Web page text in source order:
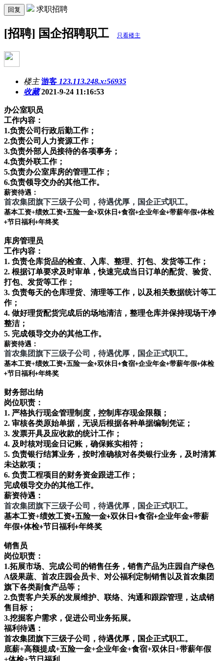
回复 求职招聘
[招聘] 国企招聘职工 只看楼主
楼主 游客 123.113.248.x:56935
收藏2021-9-24 11:16:53
办公室职员
工作内容：
1.负责公司行政后勤工作；
2.负责公司人力资源工作；
3.负责外部人员接待的各项事务；
4.负责外联工作；
5.负责办公室库房的管理工作；
6.负责领导交办的其他工作。
薪资待遇：
首农集团旗下三级子公司，待遇优厚，国企正式职工。
基本工资+绩效工资+五险一金+双休日 +食宿+企业年金+带薪年假+体检
+节日福利 +年终奖
库房管理员
工作内容：
1. 负责仓库货品的检查、入库、整理、打包、发货等工作；
2. 根据订单要求及时审单，快速完成当日订单的配货、验货、
打包、发货等工作；
3. 负责每天的仓库理货、清理等工作，以及相关数据统计等工
作；
4. 做好理货配货完成后的场地清洁，整理仓库并保持现场干净
整洁；
5. 完成领导交办的其他工作。
薪资待遇：
首农集团旗下三级子公司，待遇优厚，国企正式职工。
基本工资+绩效工资+五险一金+双休日 +食宿+企业年金+带薪年假+体检
+节日福利 +年终奖
财务部出纳
岗位职责：
1. 严格执行现金管理制度，控制库存现金限额；
2. 审核各类原始单据，无误后根据各种单据编制凭证；
3. 发票开具及应收款的统计工作；
4. 及时核对现金日记账，确保账实相符；
5. 负责银行结算业务，按时准确核对各类银行业务，及时清算
未达款项；
6. 负责工程项目的财务资金跟进工作；
完成领导交办的其他工作。
薪资待遇：
首农集团旗下三级子公司，待遇优厚，国企正式职工。
基本工资+绩效工资+五险一金+双休日 +食宿+企业年金+带薪
年假+体检+节日福利+年终奖
销售员
岗位职责：
1.拓展市场、完成公司的销售任务，销售产品为庄园自产绿色
A级果蔬、首农庄园会员卡、对公福利定制销售以及首农集团
旗下各类副食产品等；
2.负责客户关系的发展维护、联络、沟通和跟踪管理，达成销
售目标；
3.挖掘客户需求，促进公司业务拓展。
福利待遇：
首农集团旗下三级子公司，待遇优厚，国企正式职工。
底薪+高额提成+五险一金+企业年金+食宿+双休日+带薪年假
+体检+节日福利